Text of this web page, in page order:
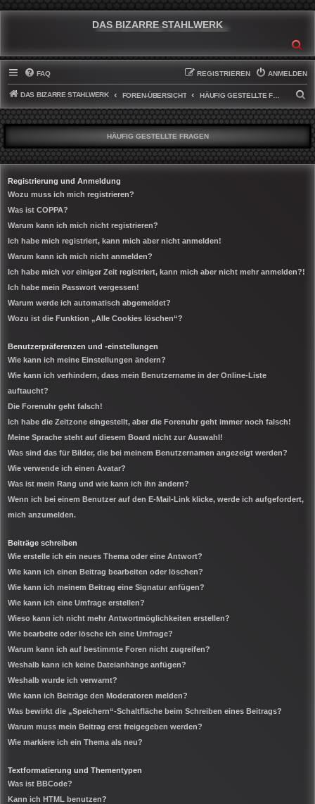
DAS BIZARRE STAHLWERK
FAQ ANMELDEN
REGISTRIEREN
DAS BIZARRE STAHLWERK FOREN-ÜBERSICHT HÄUFIG GESTELLTE FRAGEN
U
C
H
E
HÄUFIG GESTELLTE FRAGEN
Registrierung und Anmeldung
Wozu muss ich mich registrieren?
Was ist COPPA?
Warum kann ich mich nicht registrieren?
Ich habe mich registriert, kann mich aber nicht anmelden!
Warum kann ich mich nicht anmelden?
Ich habe mich vor einiger Zeit registriert, kann mich aber nicht mehr anmelden?!
Ich habe mein Passwort vergessen!
Warum werde ich automatisch abgemeldet?
Wozu ist die Funktion „Alle Cookies löschen“?
Benutzerpräferenzen und -einstellungen
Wie kann ich meine Einstellungen ändern?
Wie kann ich verhindern, dass mein Benutzername in der Online-Liste
auftaucht?
Die Forenuhr geht falsch!
Ich habe die Zeitzone eingestellt, aber die Forenuhr geht immer noch falsch!
Meine Sprache steht auf diesem Board nicht zur Auswahl!
Was sind das für Bilder, die bei meinem Benutzernamen angezeigt werden?
Wie verwende ich einen Avatar?
Was ist mein Rang und wie kann ich ihn ändern?
Wenn ich bei einem Benutzer auf den E-Mail-Link klicke, werde ich aufgefordert,
mich anzumelden.
Beiträge schreiben
Wie erstelle ich ein neues Thema oder eine Antwort?
Wie kann ich einen Beitrag bearbeiten oder löschen?
Wie kann ich meinem Beitrag eine Signatur anfügen?
Wie kann ich eine Umfrage erstellen?
Wieso kann ich nicht mehr Antwortmöglichkeiten erstellen?
Wie bearbeite oder lösche ich eine Umfrage?
Warum kann ich auf bestimmte Foren nicht zugreifen?
Weshalb kann ich keine Dateianhänge anfügen?
Weshalb wurde ich verwarnt?
Wie kann ich Beiträge den Moderatoren melden?
Was bewirkt die „Speichern“-Schaltfläche beim Schreiben eines Beitrags?
Warum muss mein Beitrag erst freigegeben werden?
Wie markiere ich ein Thema als neu?
Textformatierung und Thementypen
Was ist BBCode?
Kann ich HTML benutzen?